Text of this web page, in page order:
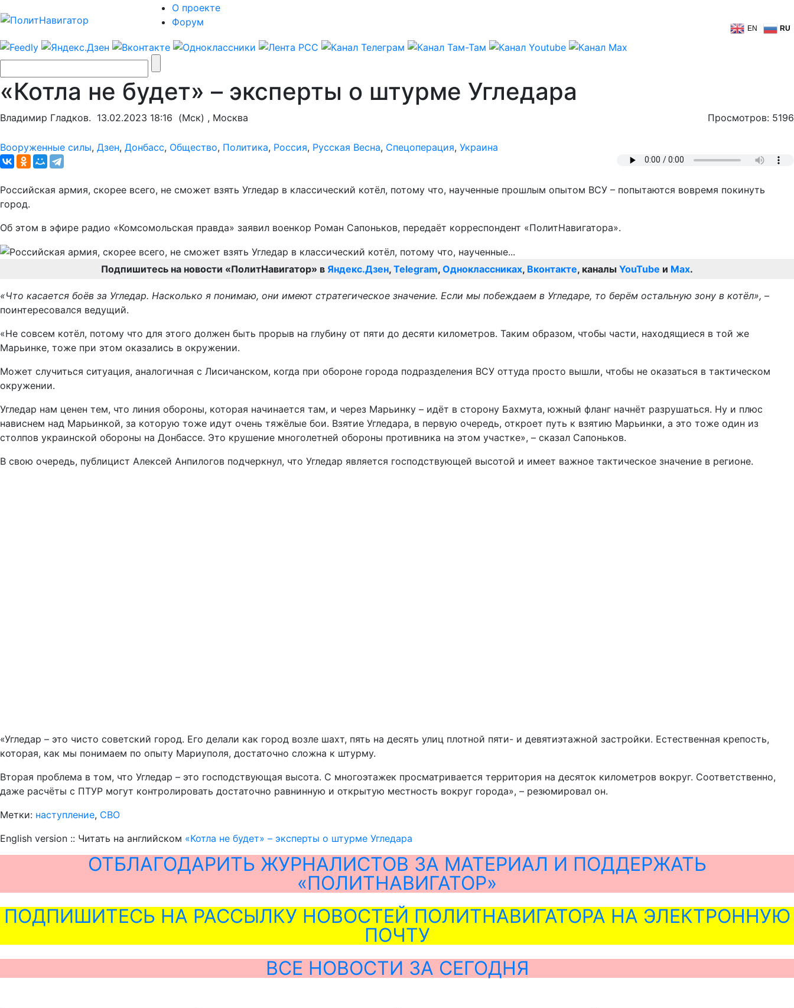
О проекте
Форум
EN RU
«Котла не будет» – эксперты о штурме Угледара
Владимир Гладков. 13.02.2023 18:16 (Мск) , Москва Просмотров: 5196
Вооруженные силы, Дзен, Донбасс, Общество, Политика, Россия, Русская Весна, Спецоперация, Украина
Российская армия, скорее всего, не сможет взять Угледар в классический котёл, потому что, наученные прошлым опытом ВСУ – попытаются вовремя покинуть
город.
Об этом в эфире радио «Комсомольская правда» заявил военкор Роман Сапоньков, передаёт корреспондент «ПолитНавигатора».
Подпишитесь на новости «ПолитНавигатор» в Яндекс.Дзен, Telegram, Одноклассниках, Вконтакте, каналы YouTube и Max.
«Что касается боёв за Угледар. Насколько я понимаю, они имеют стратегическое значение. Если мы побеждаем в Угледаре, то берём остальную зону в котёл», –
поинтересовался ведущий.
«Не совсем котёл, потому что для этого должен быть прорыв на глубину от пяти до десяти километров. Таким образом, чтобы части, находящиеся в той же
Марьинке, тоже при этом оказались в окружении.
Может случиться ситуация, аналогичная с Лисичанском, когда при обороне города подразделения ВСУ оттуда просто вышли, чтобы не оказаться в тактическом
окружении.
Угледар нам ценен тем, что линия обороны, которая начинается там, и через Марьинку – идёт в сторону Бахмута, южный фланг начнёт разрушаться. Ну и плюс
нависнем над Марьинкой, за которую тоже идут очень тяжёлые бои. Взятие Угледара, в первую очередь, откроет путь к взятию Марьинки, а это тоже один из
столпов украинской обороны на Донбассе. Это крушение многолетней обороны противника на этом участке», – сказал Сапоньков.
В свою очередь, публицист Алексей Анпилогов подчеркнул, что Угледар является господствующей высотой и имеет важное тактическое значение в регионе.
«Угледар – это чисто советский город. Его делали как город возле шахт, пять на десять улиц плотной пяти- и девятиэтажной застройки. Естественная крепость,
которая, как мы понимаем по опыту Мариуполя, достаточно сложна к штурму.
Вторая проблема в том, что Угледар – это господствующая высота. С многоэтажек просматривается территория на десяток километров вокруг. Соответственно,
даже расчёты с ПТУР могут контролировать достаточно равнинную и открытую местность вокруг города», – резюмировал он.
Метки: наступление, СВО
English version :: Читать на английском «Котла не будет» – эксперты о штурме Угледара
ОТБЛАГОДАРИТЬ ЖУРНАЛИСТОВ ЗА МАТЕРИАЛ И ПОДДЕРЖАТЬ
«ПОЛИТНАВИГАТОР»
ПОДПИШИТЕСЬ НА РАССЫЛКУ НОВОСТЕЙ ПОЛИТНАВИГАТОРА НА ЭЛЕКТРОННУЮ
ПОЧТУ
ВСЕ НОВОСТИ ЗА СЕГОДНЯ